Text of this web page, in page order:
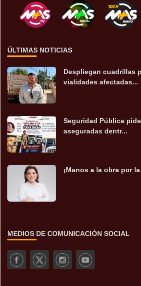
ÚLTIMAS NOTICIAS
Despliegan cuadrillas
vialidades afectadas...
Seguridad Pública
aseguradas dentr...
¡Manos a la obra por
MEDIOS DE COMUNICACIÓN SOCIAL